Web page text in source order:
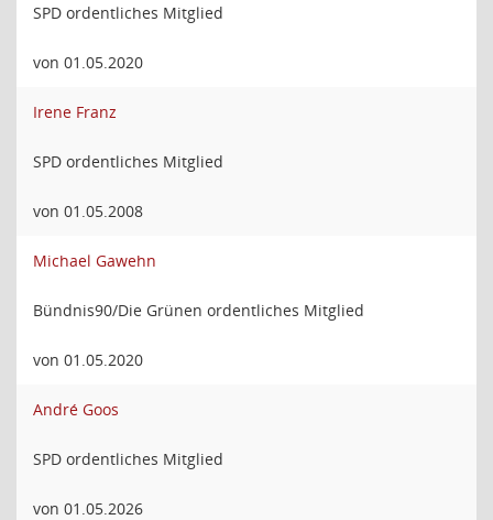
SPD ordentliches Mitglied
von 01.05.2020
Irene Franz
SPD ordentliches Mitglied
von 01.05.2008
Michael Gawehn
Bündnis90/Die Grünen ordentliches Mitglied
von 01.05.2020
André Goos
SPD ordentliches Mitglied
von 01.05.2026